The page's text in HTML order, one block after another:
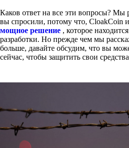
Каков ответ на все эти вопросы? Мы
вы спросили, потому что, CloakCoin
мощное решение , которое
разработки. Но прежде чем мы
больше, давайте обсудим, что вы
сейчас, чтобы защитить свои